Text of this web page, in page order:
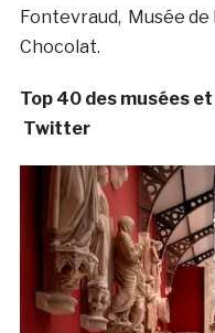
Fontevraud, Musée
Chocolat.
Top 40 des musées
Twitter